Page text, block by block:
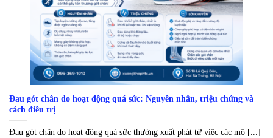
Đau gót chân do hoạt động quá sức: Nguyên nhân, triệu chứng và
cách điều trị
Đau gót chân do hoạt động quá sức thường xuất phát từ việc các mô [...]